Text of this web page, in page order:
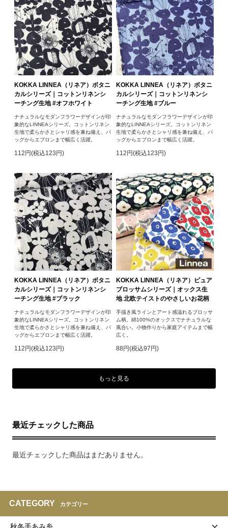
KOKKA LINNEA（リネア）ボタニ
カルシリーズ｜コットンリネンシ
ーチング生地 #オフホワイト
ナチュラルなモダンフラワーデザインが印
象的なLINNEAシリーズ。コットンリネン
生地で柔らかさとシャリ感を兼ね備え、バ
ッグからエプロンまで幅広く活躍。
112円(税込123円)
KOKKA LINNEA（リネア）ボタニ
カルシリーズ｜コットンリネンシ
ーチング生地 #ブルー
ナチュラルなモダンフラワーデザインが印
象的なLINNEAシリーズ。コットンリネン
生地で柔らかさとシャリ感を兼ね備え、バ
ッグからエプロンまで幅広く活躍。
112円(税込123円)
KOKKA LINNEA（リネア）ボタニ
カルシリーズ｜コットンリネンシ
ーチング生地 #ブラック
ナチュラルなモダンフラワーデザインが印
象的なLINNEAシリーズ。コットンリネン
生地で柔らかさとシャリ感を兼ね備え、バ
ッグからエプロンまで幅広く活躍。
112円(税込123円)
KOKKA LINNEA（リネア）ピュア
ブロッサムシリーズ｜オックス生
地 北欧テイストのやさしいお花柄
手描き風ラインとアート感溢れるブロッサ
ム柄。綿100%のオックスでナチュラルな
風合い。小物作りから家庭アイテムまで幅
広く。
88円(税込97円)
もっと見る
最近チェックした商品
最近チェックした商品はまだありません。
CATEGORY カテゴリー